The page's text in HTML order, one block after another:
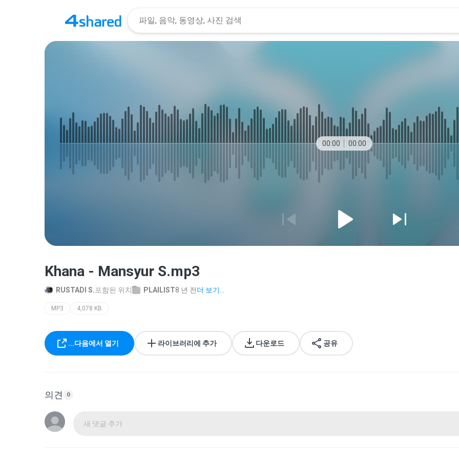
00:00 00:00
Khana - Mansyur S.mp3
RUSTADI S.포함된 위치 PLAILIST8 년 전더 보기...
MP3 4,078 KB
...다음에서 열기 라이브러리에 추가 다운로드 공유
의견 0
새 댓글 추가